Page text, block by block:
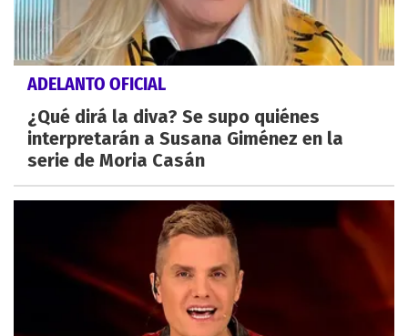
ADELANTO OFICIAL
¿Qué dirá la diva? Se supo quiénes
interpretarán a Susana Giménez en la
serie de Moria Casán